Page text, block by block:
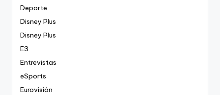
Deporte
Disney Plus
Disney Plus
E3
Entrevistas
eSports
Eurovisión